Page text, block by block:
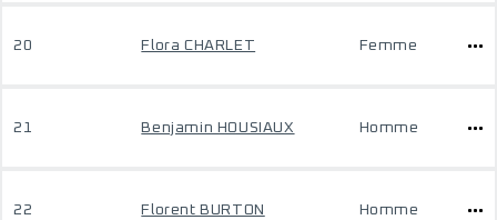
20 Flora CHARLET Femme
21 Benjamin HOUSIAUX Homme
22 Florent BURTON Homme